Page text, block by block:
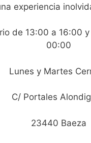
experiencia
de 13:00 a 16:00
00:00
Lunes y Martes
C/ Portales
23440 Baeza